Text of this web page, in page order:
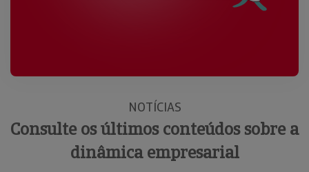
NOTÍCIAS
Consulte os últimos conteúdos sobre a
dinâmica empresarial